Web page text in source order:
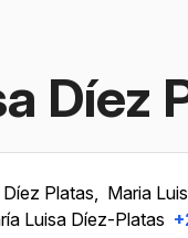
Díez
Platas, Maria
Luisa Díez-Platas